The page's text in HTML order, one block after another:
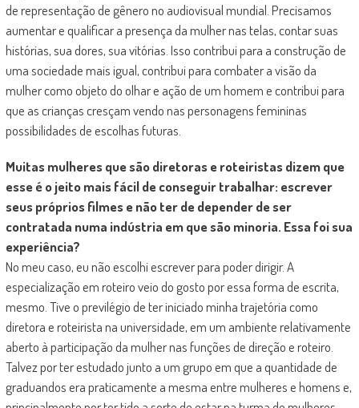
de representação de gênero no audiovisual mundial. Precisamos
aumentar e qualificar a presença da mulher nas telas, contar suas
histórias, sua dores, sua vitórias. Isso contribui para a construção de
uma sociedade mais igual, contribui para combater a visão da
mulher como objeto do olhar e ação de um homem e contribui para
que as crianças cresçam vendo nas personagens femininas
possibilidades de escolhas futuras.
Muitas mulheres que são diretoras e roteiristas dizem que
esse é o jeito mais fácil de conseguir trabalhar: escrever
seus próprios filmes e não ter de depender de ser
contratada numa indústria em que são minoria. Essa foi sua
experiência?
No meu caso, eu não escolhi escrever para poder dirigir. A
especialização em roteiro veio do gosto por essa forma de escrita,
mesmo. Tive o previlégio de ter iniciado minha trajetória como
diretora e roteirista na universidade, em um ambiente relativamente
aberto à participação da mulher nas funções de direção e roteiro.
Talvez por ter estudado junto a um grupo em que a quantidade de
graduandos era praticamente a mesma entre mulheres e homens e,